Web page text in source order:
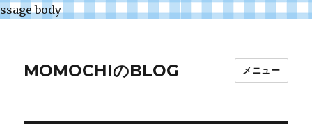
ssage body
MOMOCHIのBLOG メニュー